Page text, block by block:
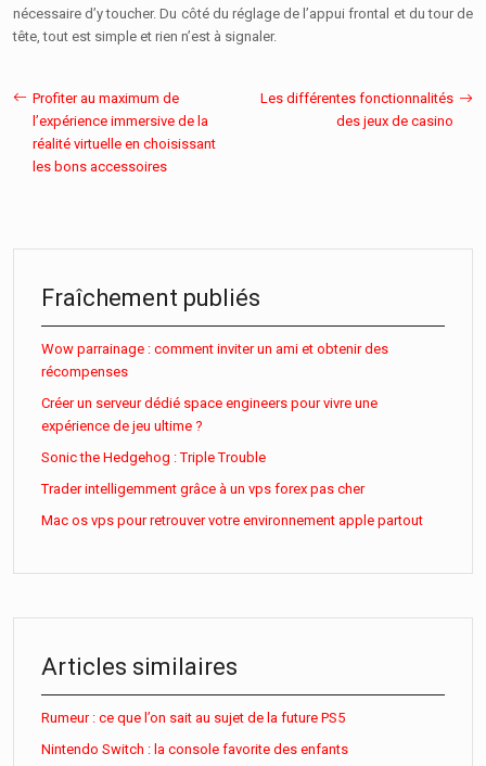
nécessaire d’y toucher. Du côté du réglage de l’appui frontal et du tour de
tête, tout est simple et rien n’est à signaler.
Profiter au maximum de
l’expérience immersive de la
réalité virtuelle en choisissant
les bons accessoires
Les différentes fonctionnalités
des jeux de casino
Fraîchement publiés
Wow parrainage : comment inviter un ami et obtenir des
récompenses
Créer un serveur dédié space engineers pour vivre une
expérience de jeu ultime ?
Sonic the Hedgehog : Triple Trouble
Trader intelligemment grâce à un vps forex pas cher
Mac os vps pour retrouver votre environnement apple partout
Articles similaires
Rumeur : ce que l’on sait au sujet de la future PS5
Nintendo Switch : la console favorite des enfants